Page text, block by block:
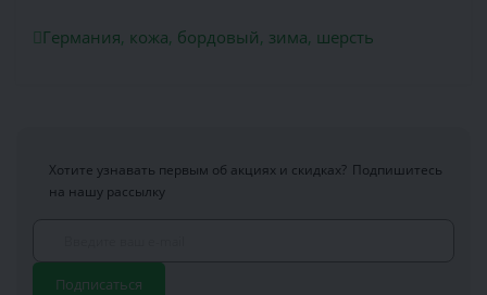
Германия, кожа, бордовый, зима, шерсть
Хотите узнавать первым об акциях и скидках? Подпишитесь
на нашу рассылку
Подписаться